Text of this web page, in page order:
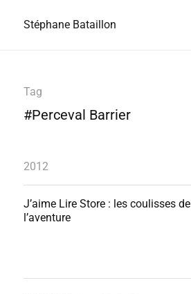
Stéphane Bataillon
Tag
#Perceval Barrier
2012
J’aime Lire Store : les coulisses de
l’aventure